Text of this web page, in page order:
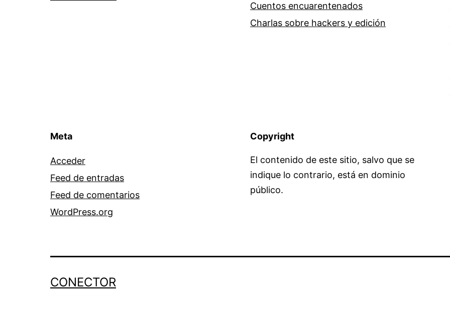
Cuentos encuarentenados
Charlas sobre hackers y edición
Meta
Acceder
Feed de entradas
Feed de comentarios
WordPress.org
Copyright
El contenido de este sitio, salvo que se
indique lo contrario, está en dominio
público.
CONECTOR